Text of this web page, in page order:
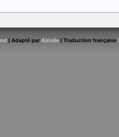
| Adapté par Ainslie | Traduction française